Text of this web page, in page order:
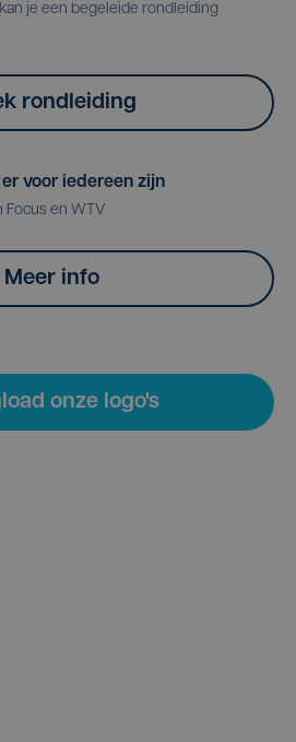
je een begeleide rondleiding
rondleiding
voor iedereen zijn
Focus en WTV
Meer info
onze logo's